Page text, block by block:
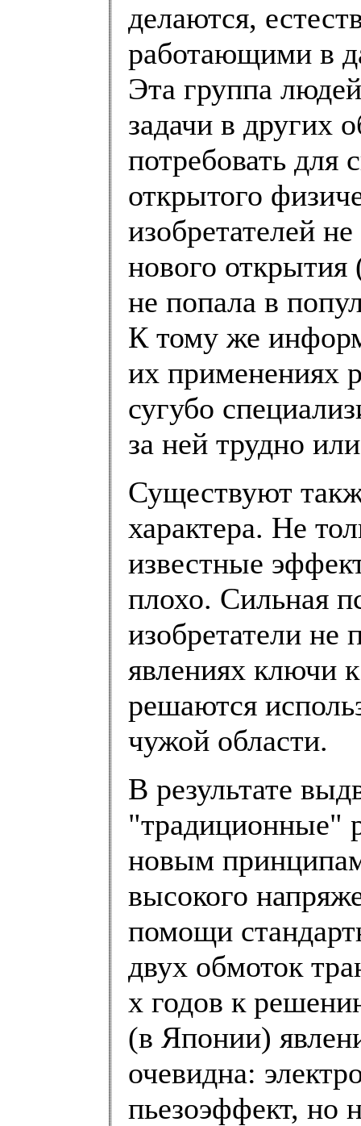
делаются,
работающими в
Эта группа
задачи в других
потребовать для
открытого
изобретателей
нового
не попала в
К тому же
их применениях
сугубо
за ней трудно
Существуют
характера. Не
известные
плохо. Сильная
изобретатели не
явлениях ключи
решаются
чужой области.
В результате
"традиционные"
новым
высокого
помощи
двух обмоток
х годов к
(в Японии)
очевидна:
пьезоэффект, но